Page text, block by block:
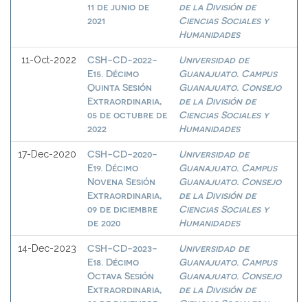
11 de junio de
2021
de la División de
Ciencias Sociales y
Humanidades
11-Oct-2022
CSH-CD-2022-
E15. Décimo
Quinta Sesión
Extraordinaria,
05 de octubre de
2022
Universidad de
Guanajuato. Campus
Guanajuato. Consejo
de la División de
Ciencias Sociales y
Humanidades
17-Dec-2020
CSH-CD-2020-
E19. Décimo
Novena Sesión
Extraordinaria,
09 de diciembre
de 2020
Universidad de
Guanajuato. Campus
Guanajuato. Consejo
de la División de
Ciencias Sociales y
Humanidades
14-Dec-2023
CSH-CD-2023-
E18. Décimo
Octava Sesión
Extraordinaria,
Universidad de
Guanajuato. Campus
Guanajuato. Consejo
de la División de